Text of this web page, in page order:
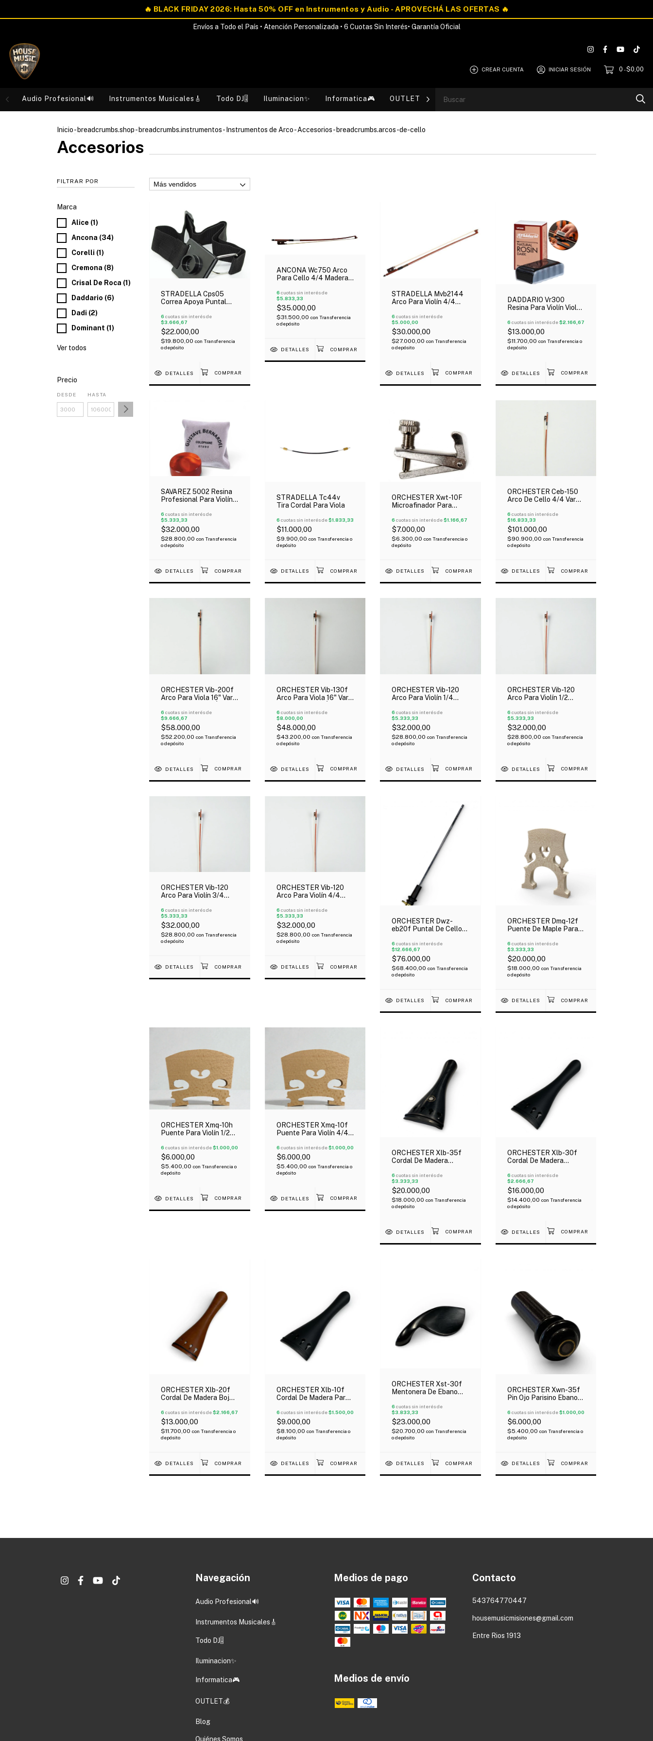
Envíos a Todo el País • Atención Personalizada • 6 Cuotas Sin Interés• Garantía Oficial
CREAR CUENTA INICIAR SESIÓN 0 -$0,00
Audio Profesional🔊 Instrumentos Musicales🎸 Todo DJ🎚️ Iluminacion✨ Informatica🎮 OUTLET💰 Blog
Inicio- breadcrumbs.shop- breadcrumbs.instrumentos- Instrumentos de Arco- Accesorios- breadcrumbs.arcos-de-cello
Accesorios
FILTRAR POR
Marca
Alice (1)
Ancona (34)
Corelli (1)
Cremona (8)
Crisal De Roca (1)
Daddario (6)
Dadi (2)
Dominant (1)
Ver todos
Precio
DESDE HASTA
STRADELLA Cps05
Correa Apoya Puntal
6 cuotas sin interés de
$3.666,67
$22.000,00
$19.800,00 con Transferencia
o depósito
DETALLES
ANCONA Wc750 Arco
Para Cello 4/4 Madera
6 cuotas sin interés de
$5.833,33
$35.000,00
$31.500,00 con Transferencia
o depósito
DETALLES
STRADELLA Mvb2144
Arco Para Violín 4/4
6 cuotas sin interés de
$5.000,00
$30.000,00
$27.000,00 con Transferencia
o depósito
DETALLES
DADDARIO Vr300
Resina Para Violín Viola
6 cuotas sin interés de$2.166,67
$13.000,00
$11.700,00 con Transferencia o
depósito
DETALLES
SAVAREZ 5002 Resina
Profesional Para Violín
Bernardel
6 cuotas sin interés de
$5.333,33
$32.000,00
$28.800,00 con Transferencia
o depósito
DETALLES
STRADELLA Tc44v
Tira Cordal Para Viola
6 cuotas sin interés de$1.833,33
$11.000,00
$9.900,00 con Transferencia o
depósito
DETALLES
ORCHESTER Xwt-10F
Microafinador Para
6 cuotas sin interés de$1.166,67
$7.000,00
$6.300,00 con Transferencia o
depósito
DETALLES
ORCHESTER Ceb-150
Arco De Cello 4/4 Vara
Ébano
6 cuotas sin interés de
$16.833,33
$101.000,00
$90.900,00 con Transferencia
o depósito
DETALLES
ORCHESTER Vib-200f
Arco Para Viola 16" Vara
6 cuotas sin interés de
$9.666,67
$58.000,00
$52.200,00 con Transferencia
o depósito
DETALLES
ORCHESTER Vib-130f
Arco Para Viola 16" Vara
6 cuotas sin interés de
$8.000,00
$48.000,00
$43.200,00 con Transferencia
o depósito
DETALLES
ORCHESTER Vib-120
Arco Para Violín 1/4
Madera
6 cuotas sin interés de
$5.333,33
$32.000,00
$28.800,00 con Transferencia
o depósito
DETALLES
ORCHESTER Vib-120
Arco Para Violín 1/2
Madera
6 cuotas sin interés de
$5.333,33
$32.000,00
$28.800,00 con Transferencia
o depósito
DETALLES
ORCHESTER Vib-120
Arco Para Violín 3/4
Madera
6 cuotas sin interés de
$5.333,33
$32.000,00
$28.800,00 con Transferencia
o depósito
DETALLES
ORCHESTER Vib-120
Arco Para Violín 4/4
Madera
6 cuotas sin interés de
$5.333,33
$32.000,00
$28.800,00 con Transferencia
o depósito
DETALLES
ORCHESTER Dwz-
eb20f Puntal De Cello
6 cuotas sin interés de
$12.666,67
$76.000,00
$68.400,00 con Transferencia
o depósito
DETALLES
ORCHESTER Dmq-12f
Puente De Maple Para
6 cuotas sin interés de
$3.333,33
$20.000,00
$18.000,00 con Transferencia
o depósito
DETALLES
ORCHESTER Xmq-10h
Puente Para Violín 1/2
6 cuotas sin interés de$1.000,00
$6.000,00
$5.400,00 con Transferencia o
depósito
DETALLES
ORCHESTER Xmq-10f
Puente Para Violín 4/4
6 cuotas sin interés de$1.000,00
$6.000,00
$5.400,00 con Transferencia o
depósito
DETALLES
ORCHESTER Xlb-35f
Cordal De Madera
Violín 4/4
6 cuotas sin interés de
$3.333,33
$20.000,00
$18.000,00 con Transferencia
o depósito
DETALLES
ORCHESTER Xlb-30f
Cordal De Madera
6 cuotas sin interés de
$2.666,67
$16.000,00
$14.400,00 con Transferencia
o depósito
DETALLES
ORCHESTER Xlb-20f
Cordal De Madera Boj
6 cuotas sin interés de$2.166,67
$13.000,00
$11.700,00 con Transferencia o
depósito
DETALLES
ORCHESTER Xlb-10f
Cordal De Madera Para
6 cuotas sin interés de$1.500,00
$9.000,00
$8.100,00 con Transferencia o
depósito
DETALLES
ORCHESTER Xst-30f
Mentonera De Ebano
6 cuotas sin interés de
$3.833,33
$23.000,00
$20.700,00 con Transferencia
o depósito
DETALLES
ORCHESTER Xwn-35f
Pin Ojo Parisino Ebano
6 cuotas sin interés de$1.000,00
$6.000,00
$5.400,00 con Transferencia o
depósito
DETALLES
Navegación
Audio Profesional🔊
Instrumentos Musicales🎸
Todo DJ🎚️
Iluminacion✨
Informatica🎮
OUTLET💰
Blog
Quiénes Somos
Medios de pago
Medios de envío
Contacto
543764770447
housemusicmisiones@gmail.com
Entre Rios 1913